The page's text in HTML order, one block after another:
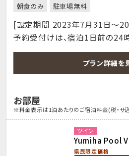
朝食のみ 駐車場無料
[設定期間 2023年7月31日～
予約受付けは、宿泊1日前の24
プラン詳細を
お部屋
※料金表示は1泊あたりのご宿泊料金(税・サ込
ツイン
Yumiha Pool
県民限定価格